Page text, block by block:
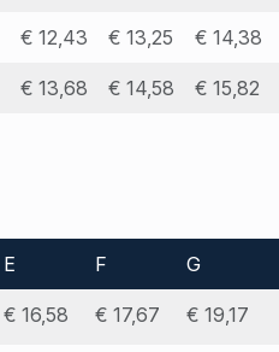
€ 12,43 € 13,25 € 14,38
€ 13,68 € 14,58 € 15,82
E F G
€ 16,58 € 17,67 € 19,17